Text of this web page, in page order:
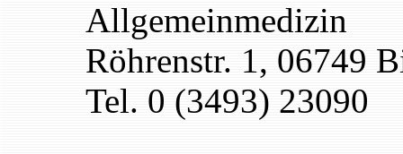
Allgemeinmedizin
Röhrenstr. 1, 06749
Tel. 0 (3493) 23090